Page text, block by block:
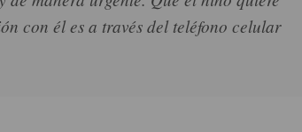
con él es a través del teléfono celular